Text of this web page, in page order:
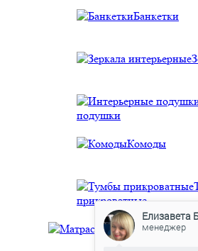
Банкетки
подушки
Комоды
прикроватные
Матрасы
Елизавета
менеджер